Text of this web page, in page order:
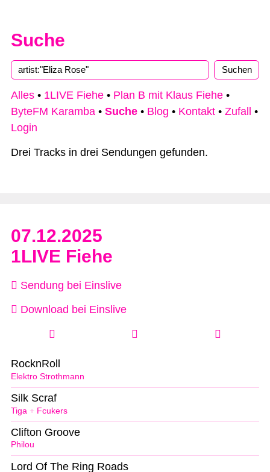
Suche
Alles • 1LIVE Fiehe • Plan B mit Klaus Fiehe •
ByteFM Karamba • Suche • Blog • Kontakt • Zufall
•
Login
Drei Tracks in drei Sendungen gefunden.
07.12.2025
1LIVE Fiehe
Sendung bei Einslive
Download bei Einslive
Elektro Strothmann
RocknRoll
Tiga + Fcukers
Silk Scraf
Philou
Clifton Groove
Lord Of The Ring Roads